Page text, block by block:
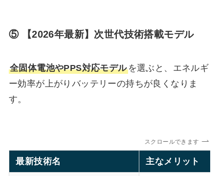
⑤ 【2026年最新】次世代技術搭載モデル
全固体電池やPPS対応モデルを選ぶと、エネルギ
ー効率が上がりバッテリーの持ちが良くなりま
す。
スクロールできます
最新技術名 主なメリット